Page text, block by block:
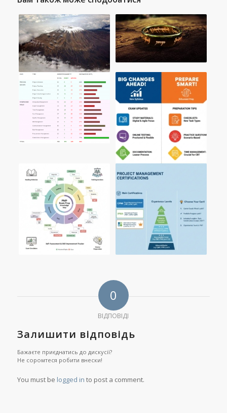
0
ВІДПОВІДІ
Залишити відповідь
Бажаєте приєднатись до дискусії?
Не соромтеся робити внески!
You must be logged in to post a comment.